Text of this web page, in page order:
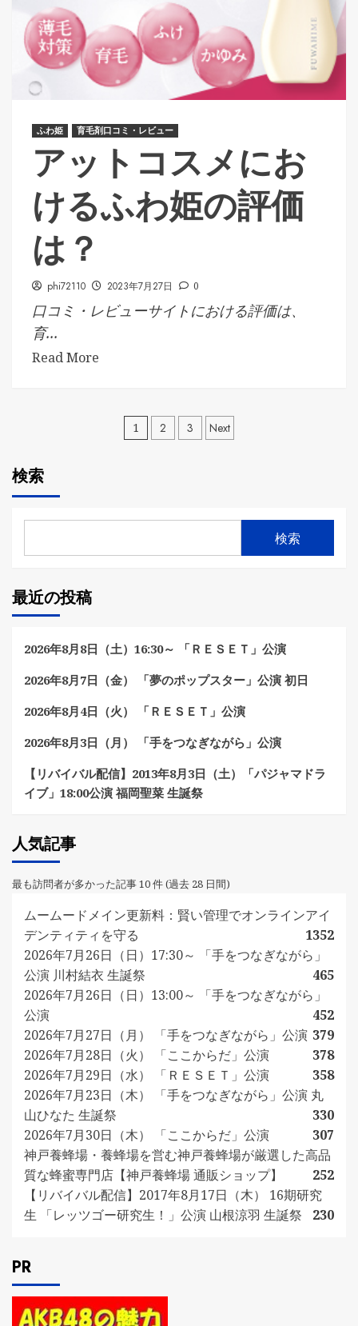
ふわ姫 育毛剤口コミ・レビュー
アットコスメにお
けるふわ姫の評価
は？
phi72110 2023年7月27日 0
口コミ・レビューサイトにおける評価は、
育...
Read More
投
ペ
ー
り
1 2 3 Next
検索
検索
最近の投稿
2026年8月8日（土）16:30～ 「ＲＥＳＥＴ」公演
2026年8月7日（金） 「夢のポップスター」公演 初日
2026年8月4日（火） 「ＲＥＳＥＴ」公演
2026年8月3日（月） 「手をつなぎながら」公演
【リバイバル配信】2013年8月3日（土）「パジャマドラ
イブ」18:00公演 福岡聖菜 生誕祭
人気記事
最も訪問者が多かった記事 10 件 (過去 28 日間)
ムームードメイン更新料：賢い管理でオンラインアイ
デンティティを守る
1352
2026年7月26日（日）17:30～ 「手をつなぎながら」
公演 川村結衣 生誕祭
465
2026年7月26日（日）13:00～ 「手をつなぎながら」
公演
452
2026年7月27日（月） 「手をつなぎながら」公演 379
2026年7月28日（火） 「ここからだ」公演
378
2026年7月29日（水） 「ＲＥＳＥＴ」公演
358
2026年7月23日（木） 「手をつなぎながら」公演 丸
山ひなた 生誕祭
330
2026年7月30日（木） 「ここからだ」公演
307
神戸養蜂場・養蜂場を営む神戸養蜂場が厳選した高品
質な蜂蜜専門店【神戸養蜂場 通販ショップ】
252
【リバイバル配信】2017年8月17日（木） 16期研究
生 「レッツゴー研究生！」公演 山根涼羽 生誕祭
230
PR